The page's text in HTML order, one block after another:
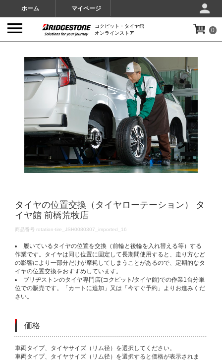
ホーム マイページ
コクピット・タイヤ館
オンラインストア
0
タイヤの位置交換（タイヤローテーション） タ
イヤ館 前橋荒牧店
DETAILS
商品番号 rotation-tire_JSH0080307_imported_16
履いているタイヤの位置を交換（前輪と後輪を入れ替える等）する
作業です。タイヤは同じ位置に固定して長期間使用すると、走り方など
の影響により一部分だけが摩耗してしまうことがあるので、定期的なタ
イヤの位置交換をおすすめしています。
ブリヂストンのタイヤ専門店(コクピット/タイヤ館)での作業1台分単
位での販売です。「カートに追加」又は「今すぐ予約」よりお進みくだ
さい。
価格
VARIATIONS
車両タイプ、タイヤサイズ（リム径）を選択してください。
車両タイプ、タイヤサイズ（リム径）を選択すると価格が表示されま